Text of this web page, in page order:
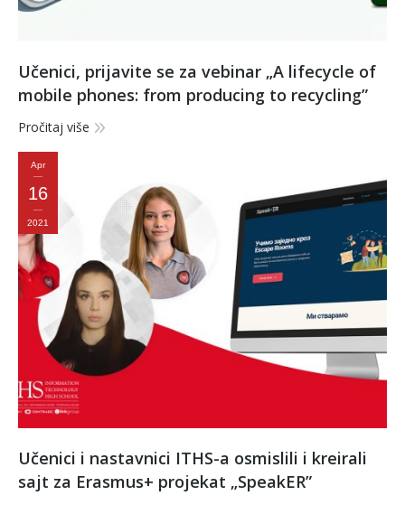
Učenici, prijavite se za vebinar „A lifecycle of
mobile phones: from producing to recycling”
Pročitaj više
Apr
16
2021
Učenici i nastavnici ITHS-a osmislili i kreirali
sajt za Erasmus+ projekat „SpeakER”